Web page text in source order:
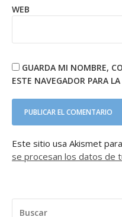
WEB
GUARDA MI NOMBRE,
ESTE NAVEGADOR PARA
Este sitio usa Akismet
se procesan los datos de